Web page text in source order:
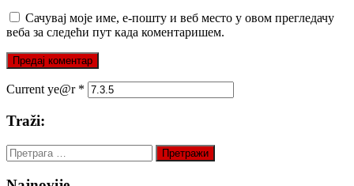
Сачувај моје име, е-пошту и веб место у овом прегледачу
веба за следећи пут када коментаришем.
Current ye@r *
Traži:
Претрага
за: